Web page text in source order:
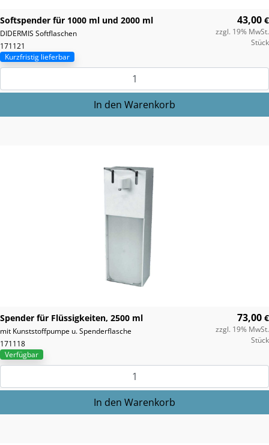
Softspender für 1000 ml und 2000 ml
DIDERMIS Softflaschen
171121
43,00 €
zzgl. 19% MwSt.
Stück
Kurzfristig lieferbar
Spender für Flüssigkeiten, 2500 ml
mit Kunststoffpumpe u. Spenderflasche
171118
73,00 €
zzgl. 19% MwSt.
Stück
Verfügbar